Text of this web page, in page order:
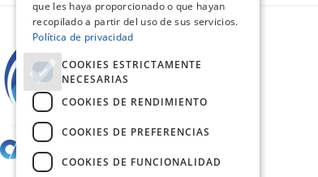
que les haya proporcionado o que hayan
recopilado a partir del uso de sus servicios.
Política de privacidad
COOKIES ESTRICTAMENTE
NECESARIAS
COOKIES DE RENDIMIENTO
COOKIES DE PREFERENCIAS
COOKIES DE FUNCIONALIDAD